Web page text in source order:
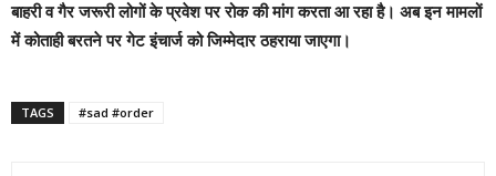
बाहरी व गैर जरूरी लोगों के प्रवेश पर रोक की मांग करता आ रहा है। अब इन मामलों
में कोताही बरतने पर गेट इंचार्ज को जिम्मेदार ठहराया जाएगा।
TAGS #sad #order